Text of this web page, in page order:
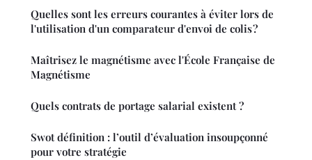
Quelles sont les erreurs courantes à éviter lors de
l'utilisation d'un comparateur d'envoi de colis ?
Maîtrisez le magnétisme avec l'École Française de
Magnétisme
Quels contrats de portage salarial existent ?
Swot définition : l’outil d’évaluation insoupçonné
pour votre stratégie